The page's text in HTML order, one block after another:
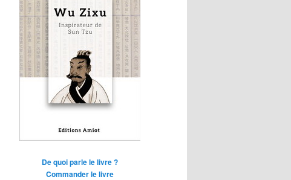
De quoi parle le livre ?
Commander le livre